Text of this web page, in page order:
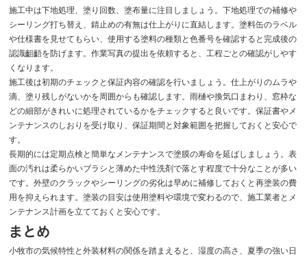
施工中は下地処理、塗り回数、塗布量に注目しましょう。下地処理での補修や
シーリング打ち替え、錆止めの有無は仕上がりに直結します。塗料缶のラベル
や仕様書を見せてもらい、使用する塗料の種類と色番号を確認すると完成後の
認識齟齬を防げます。作業写真の提出を依頼すると、工程ごとの確認がしやす
くなります。
施工後は初期のチェックと保証内容の確認を行いましょう。仕上がりのムラや
滴、塗り残しがないかを周囲からも確認します。雨樋や換気口まわり、窓枠な
どの細部がきれいに処理されているかをチェックすると良いです。保証書やメ
ンテナンスのしおりを受け取り、保証期間と対象範囲を把握しておくと安心で
す。
長期的には定期点検と簡単なメンテナンスで塗膜の寿命を延ばしましょう。表
面の汚れは柔らかいブラシと薄めた中性洗剤で落とす程度で十分なことが多い
です。外壁のクラックやシーリングの劣化は早めに補修しておくと再塗装の費
用を抑えられます。塗装の目安は使用塗料や環境で変わるので、施工業者とメ
ンテナンス計画を立てておくと安心です。
まとめ
小牧市の気候特性と外装材料の関係を踏まえると、湿度の高さ、夏季の強い日